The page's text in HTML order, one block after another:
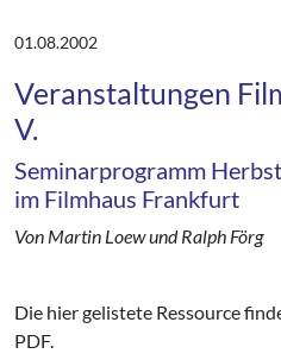
01.08.2002
Veranstaltungen
V.
Seminarprogramm
im Filmhaus Frankfurt
Von Martin Loew und Ralph Förg
Die hier gelistete Ressource
PDF.